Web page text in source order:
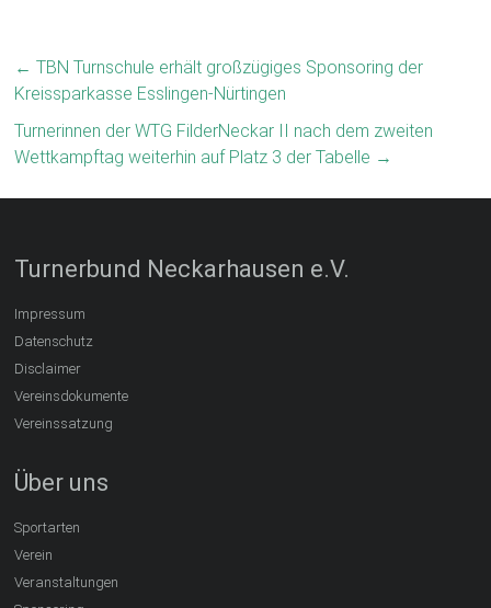
← TBN Turnschule erhält großzügiges Sponsoring der
Kreissparkasse Esslingen-Nürtingen
Turnerinnen der WTG FilderNeckar II nach dem zweiten
Wettkampftag weiterhin auf Platz 3 der Tabelle →
Turnerbund Neckarhausen e.V.
Impressum
Datenschutz
Disclaimer
Vereinsdokumente
Vereinssatzung
Über uns
Sportarten
Verein
Veranstaltungen